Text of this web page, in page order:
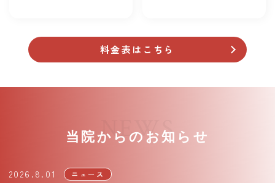
料金表はこちら
当院からのお知らせ
NEWS
2026.8.01 ニュース